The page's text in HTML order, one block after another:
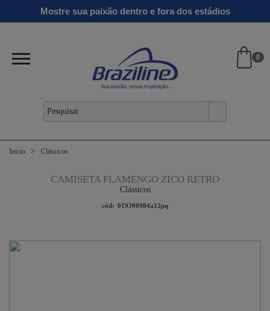
Mostre sua paixão dentro e fora dos estádios
Clássicos
Linha
Gold
Verão
0
Inicio Clássicos
CAMISETA FLAMENGO ZICO RETRO
Clássicos
cód: 019300984a12pq